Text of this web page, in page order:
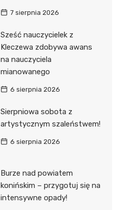
7 sierpnia 2026
Sześć nauczycielek z
Kleczewa zdobywa awans
na nauczyciela
mianowanego
6 sierpnia 2026
Sierpniowa sobota z
artystycznym szaleństwem!
6 sierpnia 2026
Burze nad powiatem
konińskim – przygotuj się na
intensywne opady!